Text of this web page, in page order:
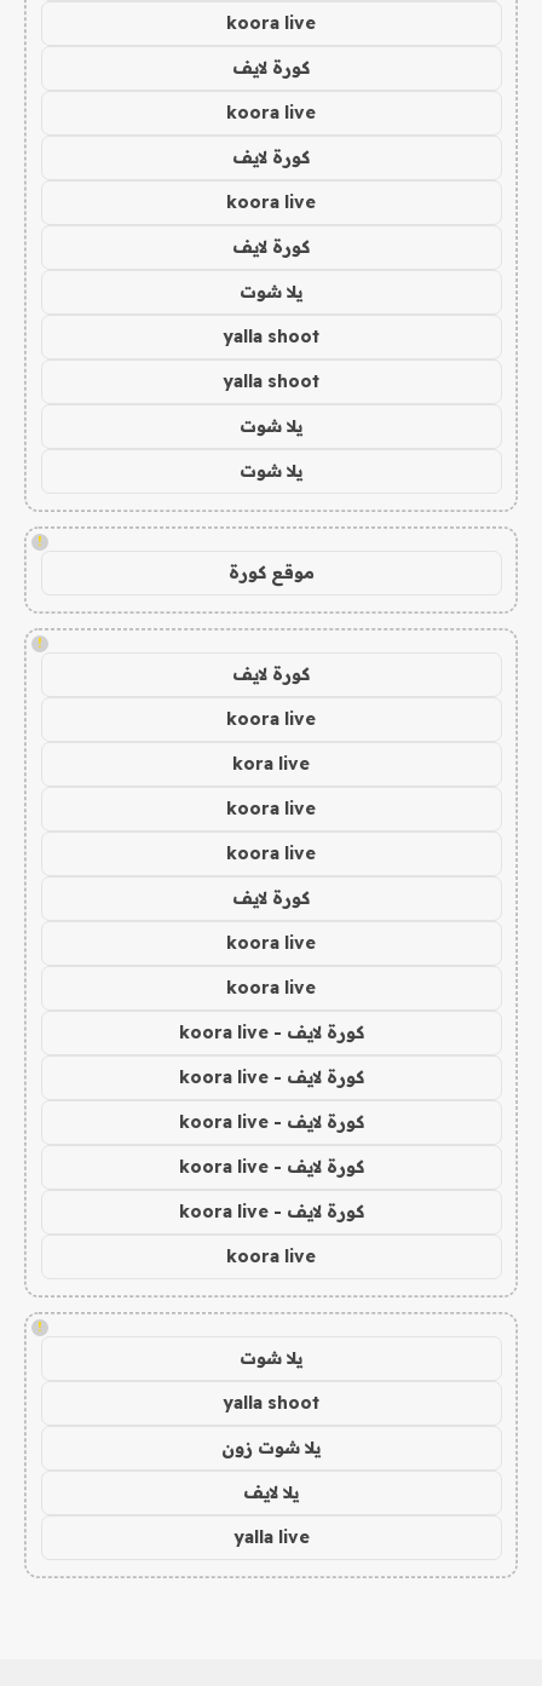
koora live
كورة لايف
koora live
كورة لايف
koora live
كورة لايف
يلا شوت
yalla shoot
yalla shoot
يلا شوت
يلا شوت
!
موقع كورة
!
كورة لايف
koora live
kora live
koora live
koora live
كورة لايف
koora live
koora live
كورة لايف - koora live
كورة لايف - koora live
كورة لايف - koora live
كورة لايف - koora live
كورة لايف - koora live
koora live
!
يلا شوت
yalla shoot
يلا شوت زون
يلا لايف
yalla live